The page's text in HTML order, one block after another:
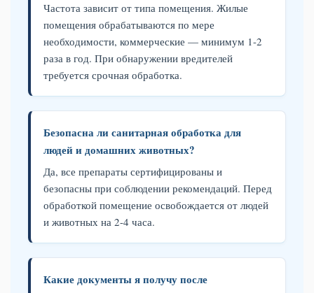
Частота зависит от типа помещения. Жилые
помещения обрабатываются по мере
необходимости, коммерческие — минимум 1-2
раза в год. При обнаружении вредителей
требуется срочная обработка.
Безопасна ли санитарная обработка для
людей и домашних животных?
Да, все препараты сертифицированы и
безопасны при соблюдении рекомендаций. Перед
обработкой помещение освобождается от людей
и животных на 2-4 часа.
Какие документы я получу после